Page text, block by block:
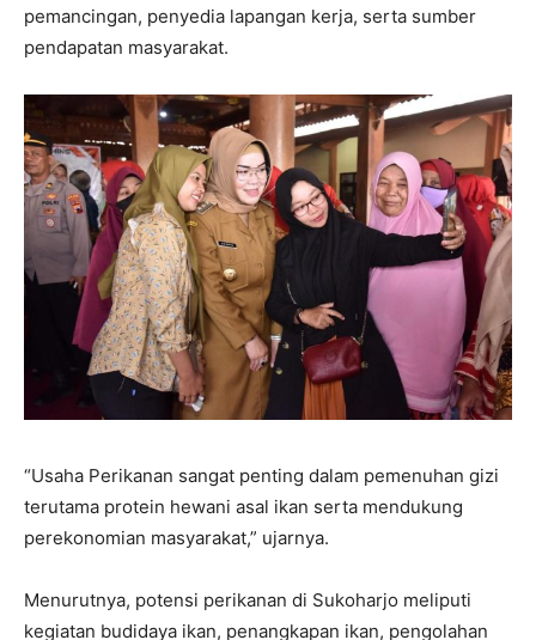
pemancingan, penyedia lapangan kerja, serta sumber
pendapatan masyarakat.
“Usaha Perikanan sangat penting dalam pemenuhan gizi
terutama protein hewani asal ikan serta mendukung
perekonomian masyarakat,” ujarnya.
Menurutnya, potensi perikanan di Sukoharjo meliputi
kegiatan budidaya ikan, penangkapan ikan, pengolahan